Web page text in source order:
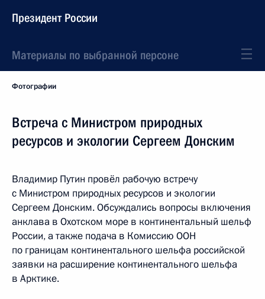
Президент России
Материалы по выбранной персоне
Фотографии
Встреча с Министром природных
ресурсов и экологии Сергеем Донским
Владимир Путин провёл рабочую встречу
с Министром природных ресурсов и экологии
Сергеем Донским. Обсуждались вопросы включения
анклава в Охотском море в континентальный шельф
России, а также подача в Комиссию ООН
по границам континентального шельфа российской
заявки на расширение континентального шельфа
в Арктике.